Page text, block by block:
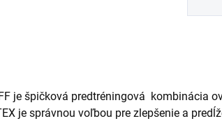
je špičková predtréningová kombinácia
je správnou voľbou pre zlepšenie a